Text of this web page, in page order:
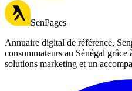
SenPages
Annuaire digital de référence,
consommateurs au Sénégal
solutions marketing et un